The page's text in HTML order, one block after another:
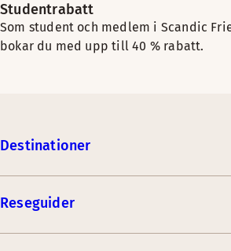
Studentrabatt
Som student och medlem i Scandic
bokar du med upp till 40 % rabatt.
Destinationer
Reseguider